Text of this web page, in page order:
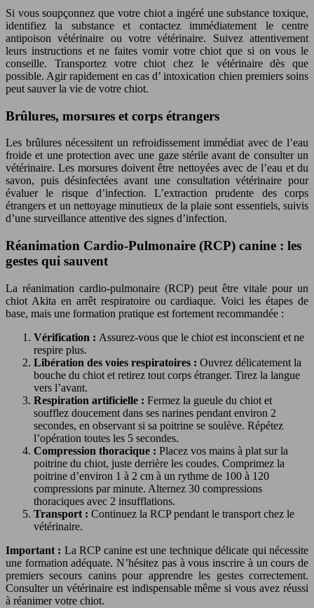
Si vous soupçonnez que votre chiot a ingéré une substance toxique,
identifiez la substance et contactez immédiatement le centre
antipoison vétérinaire ou votre vétérinaire. Suivez attentivement
leurs instructions et ne faites vomir votre chiot que si on vous le
conseille. Transportez votre chiot chez le vétérinaire dès que
possible. Agir rapidement en cas d’ intoxication chien premiers soins
peut sauver la vie de votre chiot.
Brûlures, morsures et corps étrangers
Les brûlures nécessitent un refroidissement immédiat avec de l’eau
froide et une protection avec une gaze stérile avant de consulter un
vétérinaire. Les morsures doivent être nettoyées avec de l’eau et du
savon, puis désinfectées avant une consultation vétérinaire pour
évaluer le risque d’infection. L’extraction prudente des corps
étrangers et un nettoyage minutieux de la plaie sont essentiels, suivis
d’une surveillance attentive des signes d’infection.
Réanimation Cardio-Pulmonaire (RCP) canine : les
gestes qui sauvent
La réanimation cardio-pulmonaire (RCP) peut être vitale pour un
chiot Akita en arrêt respiratoire ou cardiaque. Voici les étapes de
base, mais une formation pratique est fortement recommandée :
Vérification : Assurez-vous que le chiot est inconscient et ne
respire plus.
Libération des voies respiratoires : Ouvrez délicatement la
bouche du chiot et retirez tout corps étranger. Tirez la langue
vers l’avant.
Respiration artificielle : Fermez la gueule du chiot et
soufflez doucement dans ses narines pendant environ 2
secondes, en observant si sa poitrine se soulève. Répétez
l’opération toutes les 5 secondes.
Compression thoracique : Placez vos mains à plat sur la
poitrine du chiot, juste derrière les coudes. Comprimez la
poitrine d’environ 1 à 2 cm à un rythme de 100 à 120
compressions par minute. Alternez 30 compressions
thoraciques avec 2 insufflations.
Transport : Continuez la RCP pendant le transport chez le
vétérinaire.
Important : La RCP canine est une technique délicate qui nécessite
une formation adéquate. N’hésitez pas à vous inscrire à un cours de
premiers secours canins pour apprendre les gestes correctement.
Consulter un vétérinaire est indispensable même si vous avez réussi
à réanimer votre chiot.